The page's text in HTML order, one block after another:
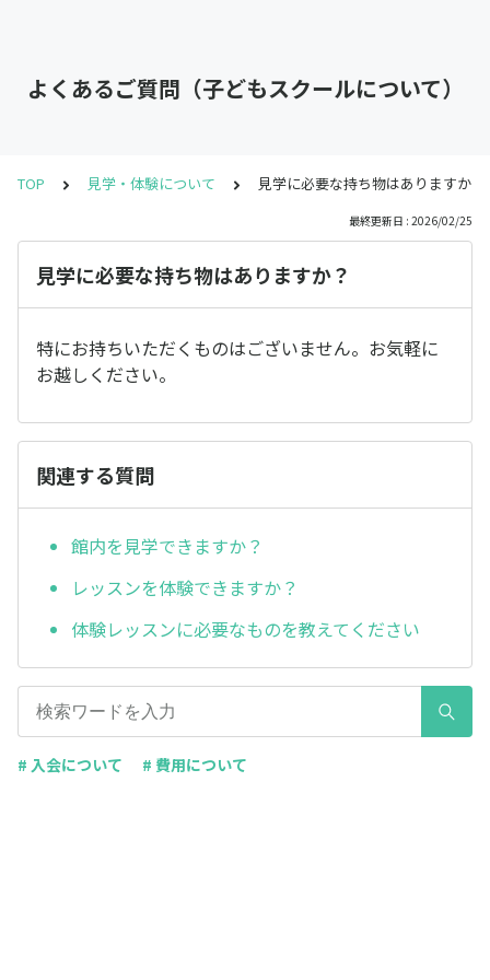
よくあるご質問（子どもスクールについて）
TOP 見学・体験について 見学に必要な持ち物はありますか？
最終更新日 : 2026/02/25
見学に必要な持ち物はありますか？
特にお持ちいただくものはございません。お気軽に
お越しください。
関連する質問
館内を見学できますか？
レッスンを体験できますか？
体験レッスンに必要なものを教えてください
# 入会について # 費用について